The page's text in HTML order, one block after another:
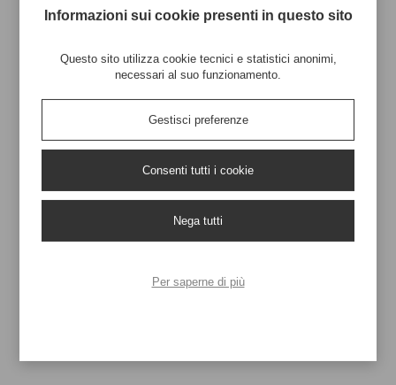
rilievo
Colori a scelta A partire da 1000mt
Richiedi un preventivo
Informazioni sui cookie presenti in questo sito
Questo sito utilizza cookie tecnici e statistici anonimi,
necessari al suo funzionamento.
Gestisci preferenze
Consenti tutti i cookie
Nega tutti
Per saperne di più